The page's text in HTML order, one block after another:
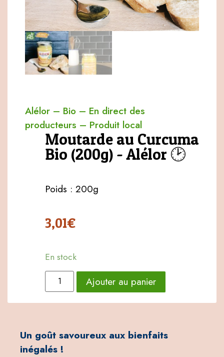
Alélor – Bio – En direct des
producteurs – Produit local
Moutarde au Curcuma
Bio (200g) - Alélor 🕑
Poids : 200g
3,01€
En stock
Ajouter au panier
Un goût savoureux aux bienfaits
inégalés !